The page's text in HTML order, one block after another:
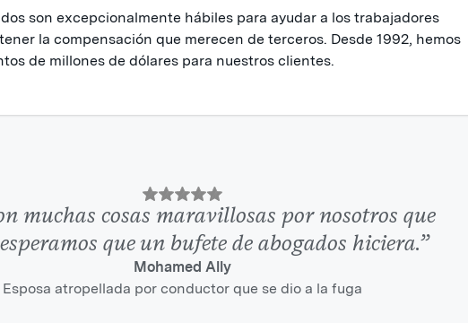
son excepcionalmente hábiles para ayudar a los trabajadores
la compensación que merecen de terceros. Desde 1992, hemos
de millones de dólares para nuestros clientes.
muchas cosas maravillosas por nosotros que
que un bufete de abogados hiciera.”
Mohamed Ally
Esposa atropellada por conductor que se dio a la fuga